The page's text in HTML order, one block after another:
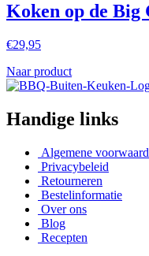
Koken op de Big
€29,95
Naar product
Handige links
Algemene
Privacybeleid
Retourneren
Bestelinformatie
Over ons
Blog
Recepten